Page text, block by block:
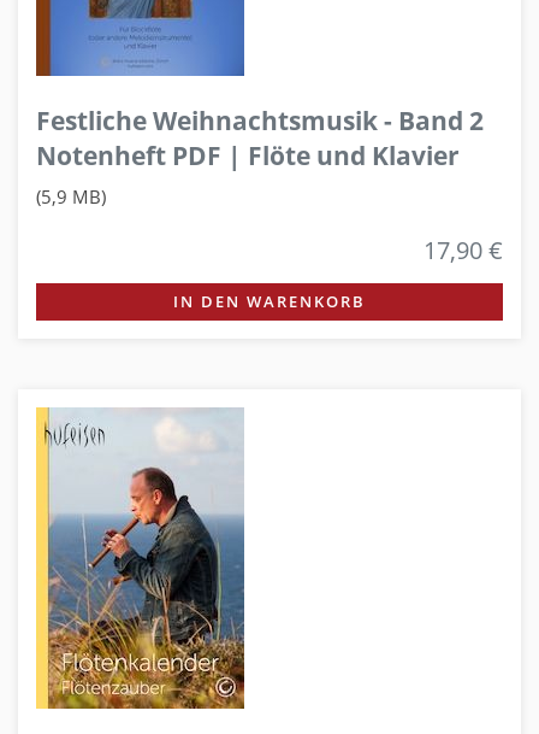
Festliche Weihnachtsmusik - Band 2
Notenheft PDF | Flöte und Klavier
(5,9 MB)
17,90 €
IN DEN WARENKORB